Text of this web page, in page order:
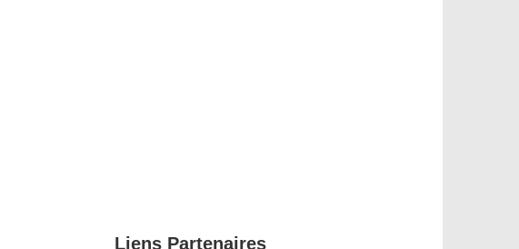
Liens Partenaires